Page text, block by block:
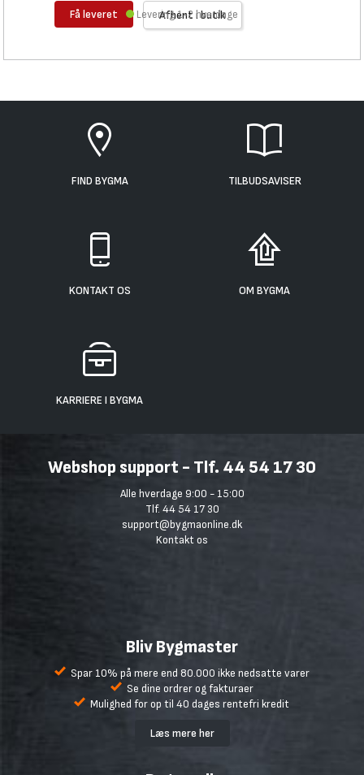
Få leveret Afhent i butik
Levering 1-2 hverdage
FIND BYGMA TILBUDSAVISER
KONTAKT OS OM BYGMA
KARRIERE I BYGMA
Webshop support - Tlf. 44 54 17 30
Alle hverdage 9:00 - 15:00
Tlf. 44 54 17 30
support@bygmaonline.dk
Kontakt os
Bliv Bygmaster
Spar 10% på mere end 80.000 ikke nedsatte varer
Se dine ordrer og fakturaer
Mulighed for op til 40 dages rentefri kredit
Læs mere her